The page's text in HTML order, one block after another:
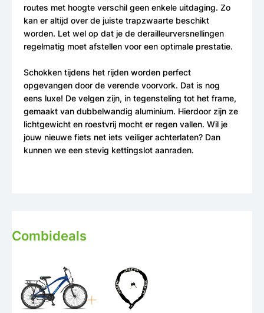
Combideals
routes met hoogte verschil geen enkele uitdaging. Zo
kan er altijd over de juiste trapzwaarte beschikt
worden. Let wel op dat je de derailleurversnellingen
regelmatig moet afstellen voor een optimale prestatie.
Schokken tijdens het rijden worden perfect
opgevangen door de verende voorvork. Dat is nog
eens luxe! De velgen zijn, in tegensteling tot het frame,
gemaakt van dubbelwandig aluminium. Hierdoor zijn ze
lichtgewicht en roestvrij mocht er regen vallen. Wil je
jouw nieuwe fiets net iets veiliger achterlaten? Dan
kunnen we een stevig kettingslot aanraden.